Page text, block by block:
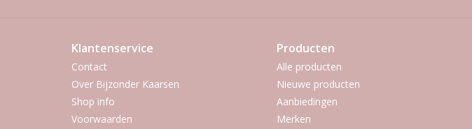
Klantenservice
Contact
Over Bijzonder Kaarsen
Shop info
Voorwaarden
Producten
Alle producten
Nieuwe producten
Aanbiedingen
Merken